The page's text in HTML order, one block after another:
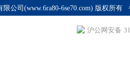
公司(www.6ra80-6se70.com) 版权所有
沪公网安备